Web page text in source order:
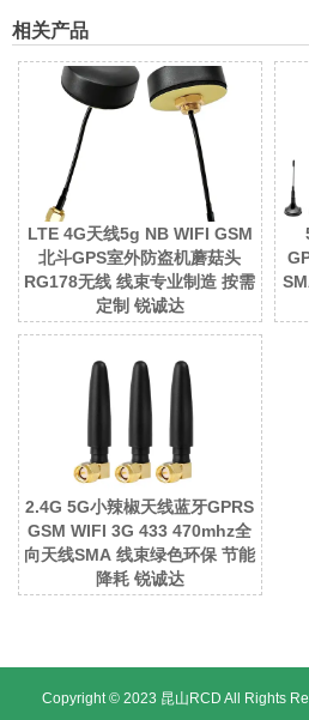
相关产品
LTE 4G天线5g NB WIFI GSM
北斗GPS室外防盗机蘑菇头
RG178无线 线束专业制造 按需
定制 锐诚达
2.4G 5G小辣椒天线蓝牙GPRS
GSM WIFI 3G 433 470mhz全
向天线SMA 线束绿色环保 节能
降耗 锐诚达
Copyright © 2023 昆山RCD All Rights